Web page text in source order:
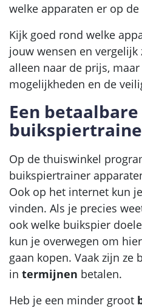
welke apparaten er op
Kijk goed rond welke
jouw wensen en
alleen naar de prijs,
mogelijkheden en de
Een betaalbare
Op de thuiswinkel
buikspiertrainer
Ook op het internet kun
vinden. Als je precies
ook welke buikspier
kun je overwegen om
gaan kopen. Vaak zijn ze
in termijnen betalen.
Heb je een minder groot